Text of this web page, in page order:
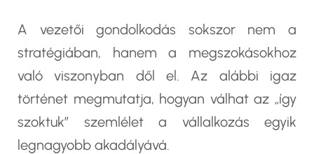
A vezetői gondolkodás sokszor nem a
stratégiában, hanem a megszokásokhoz
való viszonyban dől el. Az alábbi igaz
történet megmutatja, hogyan válhat az „így
szoktuk” szemlélet a vállalkozás egyik
legnagyobb akadályává.